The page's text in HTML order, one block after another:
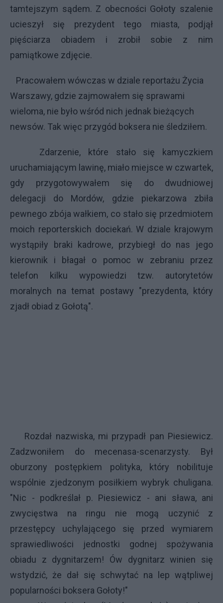
tamtejszym sądem. Z obecności Gołoty szalenie
ucieszył się prezydent tego miasta, podjął
pięściarza obiadem i zrobił sobie z nim
pamiątkowe zdjęcie.
Pracowałem wówczas w dziale reportażu Życia
Warszawy, gdzie zajmowałem się sprawami
wieloma, nie było wśród nich jednak bieżących
newsów. Tak więc przygód boksera nie śledziłem.
Zdarzenie, które stało się kamyczkiem
uruchamiającym lawinę, miało miejsce w czwartek,
gdy przygotowywałem się do dwudniowej
delegacji do Mordów, gdzie piekarzowa zbiła
pewnego zbója wałkiem, co stało się przedmiotem
moich reporterskich dociekań. W dziale krajowym
wystąpiły braki kadrowe, przybiegł do nas jego
kierownik i błagał o pomoc w zebraniu przez
telefon kilku wypowiedzi tzw. autorytetów
moralnych na temat postawy "prezydenta, który
zjadł obiad z Gołotą".
Rozdał nazwiska, mi przypadł pan Piesiewicz.
Zadzwoniłem do mecenasa-scenarzysty. Był
oburzony postępkiem polityka, który nobilituje
wspólnie zjedzonym posiłkiem wybryk chuligana.
"Nic - podkreślał p. Piesiewicz - ani sława, ani
zwycięstwa na ringu nie mogą uczynić z
przestępcy uchylającego się przed wymiarem
sprawiedliwości jednostki godnej spożywania
obiadu z dygnitarzem! Ów dygnitarz winien się
wstydzić, że dał się schwytać na lep wątpliwej
popularności boksera Gołoty!"